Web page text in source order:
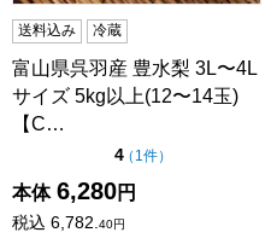
送料込み 冷蔵
富山県呉羽産 豊水梨 3L〜4L
サイズ 5kg以上(12〜14玉)
【C…
4点（5点満点中）
（ 1件の評価
）
本体 6,280円
税込 6,782.40円